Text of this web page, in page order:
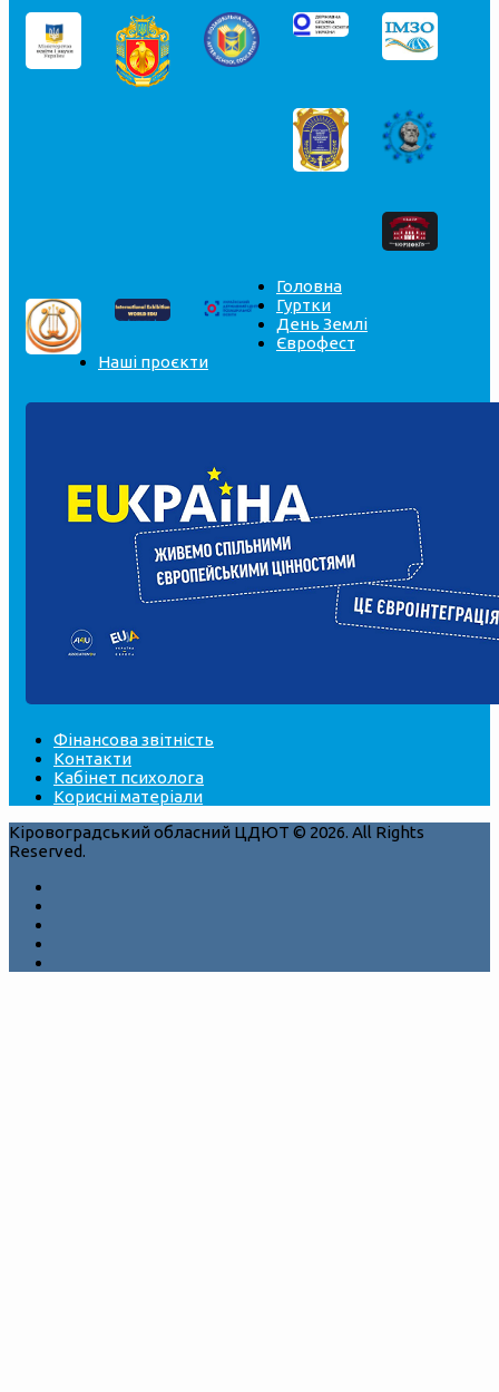
Головна
Гуртки
День Землі
Єврофест
Наші проєкти
Фінансова звітність
Контакти
Кабінет психолога
Корисні матеріали
Кіровоградський обласний ЦДЮТ © 2026. All Rights
Reserved.